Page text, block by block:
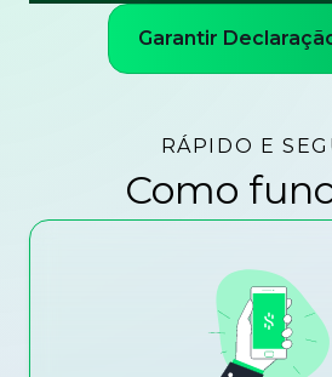
Garantir
RÁPIDO E
Como